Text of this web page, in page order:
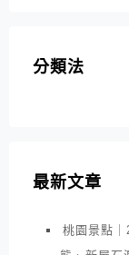
分類法
最新文章
桃園景點